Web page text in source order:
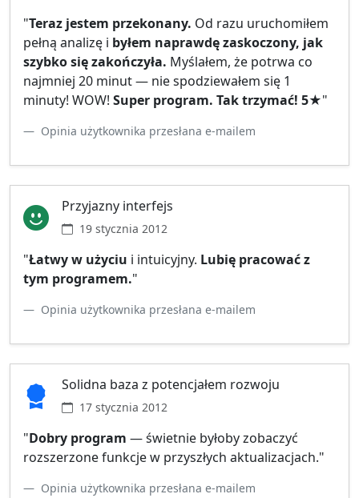
"Teraz jestem przekonany. Od razu uruchomiłem
pełną analizę i byłem naprawdę zaskoczony, jak
szybko się zakończyła. Myślałem, że potrwa co
najmniej 20 minut — nie spodziewałem się 1
minuty! WOW! Super program. Tak trzymać! 5★"
Opinia użytkownika przesłana e‑mailem
Przyjazny interfejs
19 stycznia 2012
"Łatwy w użyciu i intuicyjny. Lubię pracować z
tym programem."
Opinia użytkownika przesłana e‑mailem
Solidna baza z potencjałem rozwoju
17 stycznia 2012
"Dobry program — świetnie byłoby zobaczyć
rozszerzone funkcje w przyszłych aktualizacjach."
Opinia użytkownika przesłana e‑mailem